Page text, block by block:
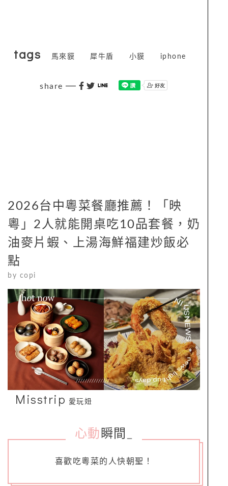
tags 馬來貘 犀牛盾 小貘 iphone
share
2026台中粵菜餐廳推薦！「映
粵」2人就能開桌吃10品套餐，奶
油麥片蝦、上湯海鮮福建炒飯必
點
by copi
Misstrip 愛玩妞
心動 瞬間
喜歡吃粵菜的人快朝聖！